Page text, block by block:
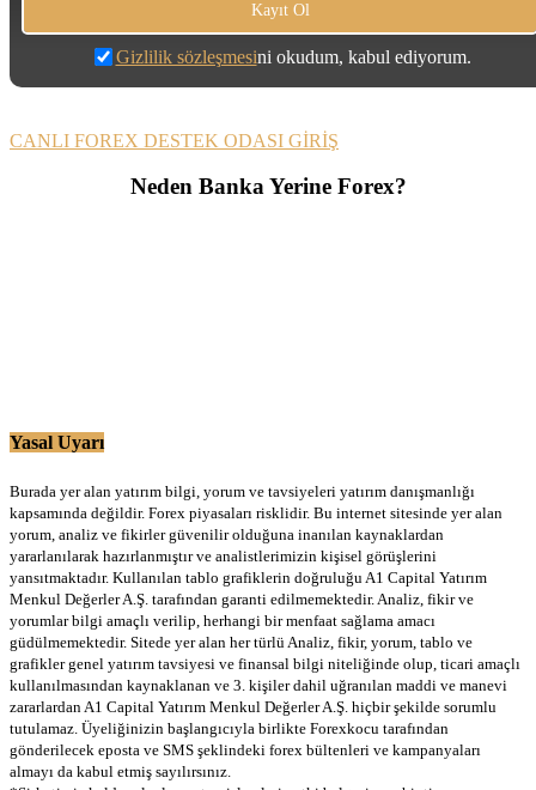
Gizlilik sözleşmesini okudum, kabul ediyorum.
CANLI FOREX DESTEK ODASI GİRİŞ
Neden Banka Yerine Forex?
Yasal Uyarı
Burada yer alan yatırım bilgi, yorum ve tavsiyeleri yatırım danışmanlığı
kapsamında değildir. Forex piyasaları risklidir. Bu internet sitesinde yer alan
yorum, analiz ve fikirler güvenilir olduğuna inanılan kaynaklardan
yararlanılarak hazırlanmıştır ve analistlerimizin kişisel görüşlerini
yansıtmaktadır. Kullanılan tablo grafiklerin doğruluğu A1 Capital Yatırım
Menkul Değerler A.Ş. tarafından garanti edilmemektedir. Analiz, fikir ve
yorumlar bilgi amaçlı verilip, herhangi bir menfaat sağlama amacı
güdülmemektedir. Sitede yer alan her türlü Analiz, fikir, yorum, tablo ve
grafikler genel yatırım tavsiyesi ve finansal bilgi niteliğinde olup, ticari amaçlı
kullanılmasından kaynaklanan ve 3. kişiler dahil uğranılan maddi ve manevi
zararlardan A1 Capital Yatırım Menkul Değerler A.Ş. hiçbir şekilde sorumlu
tutulamaz. Üyeliğinizin başlangıcıyla birlikte Forexkocu tarafından
gönderilecek eposta ve SMS şeklindeki forex bültenleri ve kampanyaları
almayı da kabul etmiş sayılırsınız.